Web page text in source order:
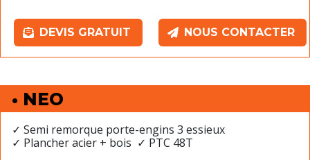
DEVIS GRATUIT NOUS CONTACTER
• NEO
✓ Semi remorque porte-engins 3 essieux
✓ Plancher acier + bois ✓ PTC 48T